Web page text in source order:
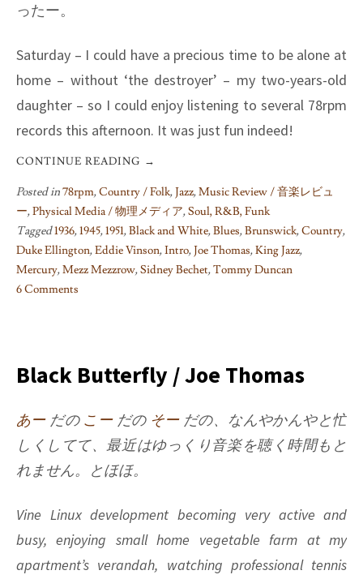
ったー。
Saturday – I could have a precious time to be alone at
home – without ‘the destroyer’ – my two-years-old
daughter – so I could enjoy listening to several 78rpm
records this afternoon. It was just fun indeed!
CONTINUE READING →
Posted in78rpm,Country / Folk,Jazz,Music Review / 音楽レビュ
ー,Physical Media / 物理メディア,Soul, R&B, Funk
Tagged1936,1945,1951,Black and White,Blues,Brunswick,Country,
Duke Ellington,Eddie Vinson,Intro,Joe Thomas,King Jazz,
Mercury,Mezz Mezzrow,Sidney Bechet,Tommy Duncan
6 Comments
ups:
Oct.
2009
Black Butterfly / Joe Thomas
あーだの こーだの そーだの、なんやかんやと忙
しくしてて、最近はゆっくり音楽を聴く時間もと
れません。とほほ。
Vine Linux development becoming very active and
busy, enjoying small home vegetable farm at my
apartment’s verandah, watching professional tennis